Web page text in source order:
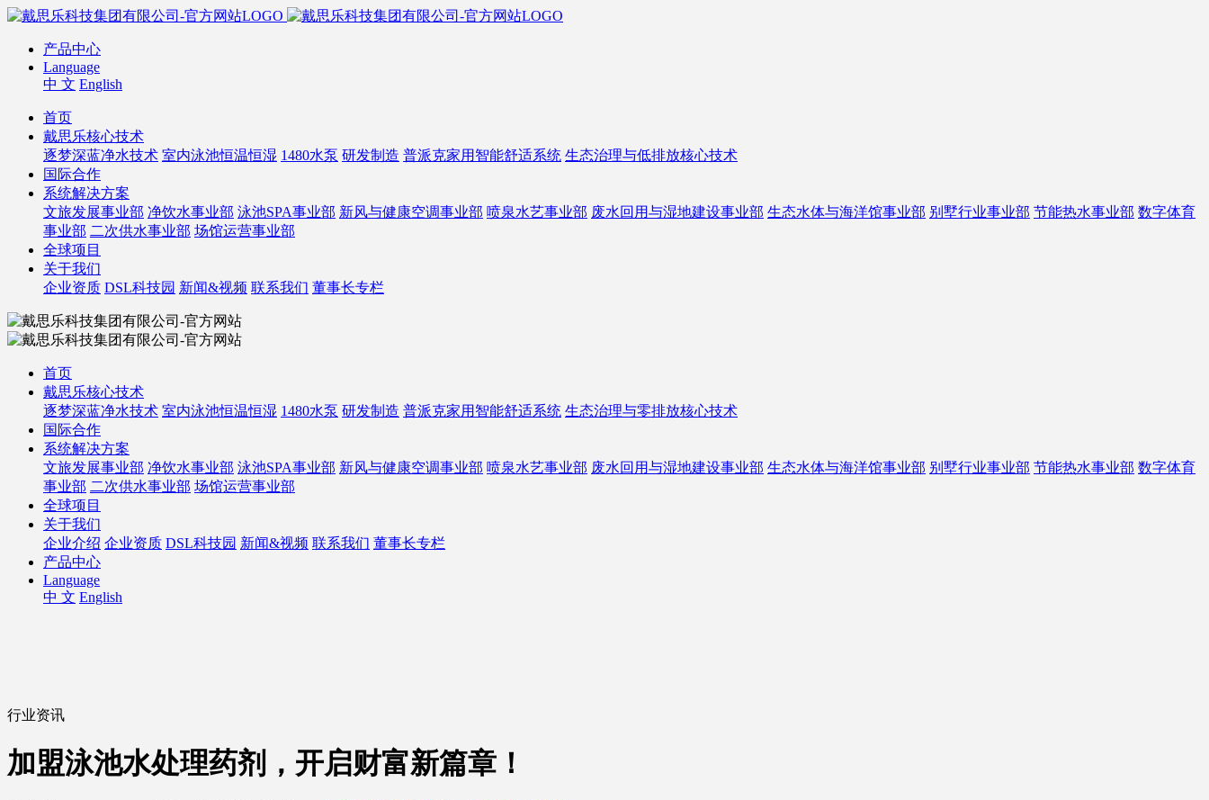
产品中心
Language
中 文 English
首页
戴思乐核心技术
逐梦深蓝净水技术 室内泳池恒温恒湿 1480水泵 研发制造 普派克家用智能舒适系统 生态治理与低排放核心技术
国际合作
系统解决方案
文旅发展事业部 净饮水事业部 泳池SPA事业部 新风与健康空调事业部 喷泉水艺事业部 废水回用与湿地建设事业部 生态水体与海洋馆事业部 别墅行业事业部 节能热水事业部 数字体育
事业部 二次供水事业部 场馆运营事业部
全球项目
关于我们
企业资质 DSL科技园 新闻&视频 联系我们 董事长专栏
首页
戴思乐核心技术
逐梦深蓝净水技术 室内泳池恒温恒湿 1480水泵 研发制造 普派克家用智能舒适系统 生态治理与零排放核心技术
国际合作
系统解决方案
文旅发展事业部 净饮水事业部 泳池SPA事业部 新风与健康空调事业部 喷泉水艺事业部 废水回用与湿地建设事业部 生态水体与海洋馆事业部 别墅行业事业部 节能热水事业部 数字体育
事业部 二次供水事业部 场馆运营事业部
全球项目
关于我们
企业介绍 企业资质 DSL科技园 新闻&视频 联系我们 董事长专栏
产品中心
Language
中 文 English
行业资讯
加盟泳池水处理药剂，开启财富新篇章！